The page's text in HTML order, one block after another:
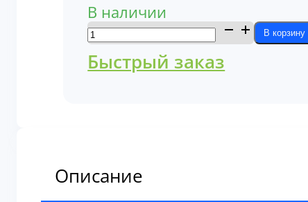
В наличии
Количество
товара
Фильтр
В корзину
Быстрый заказ
Описание